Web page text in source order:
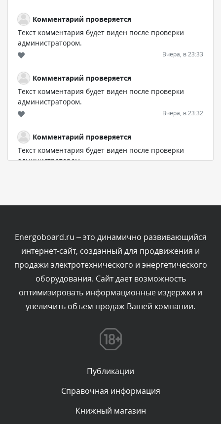
Комментарий проверяется
Текст комментария будет виден после проверки
администратором.
Вчера, в 23:33
Комментарий проверяется
Текст комментария будет виден после проверки
администратором.
Вчера, в 23:32
Комментарий проверяется
Текст комментария будет виден после проверки
администратором.
Комментарий проверяется
Текст комментария будет виден после проверки
администратором.
Вчера, в 18:06
Комментарий проверяется
Текст комментария будет виден после проверки
Комментарий проверяется
Текст комментария будет виден после проверки
администратором.
Energoboard.ru – это динамично развивающийся
интернет-сайт, созданный для продвижения и
продажи электротехнического и энергетического
оборудования. Сайт дает возможность
оптимизировать информационные издержки и
увеличить объем продаж Вашей компании.
Публикации
Справочная информация
Книжный магазин